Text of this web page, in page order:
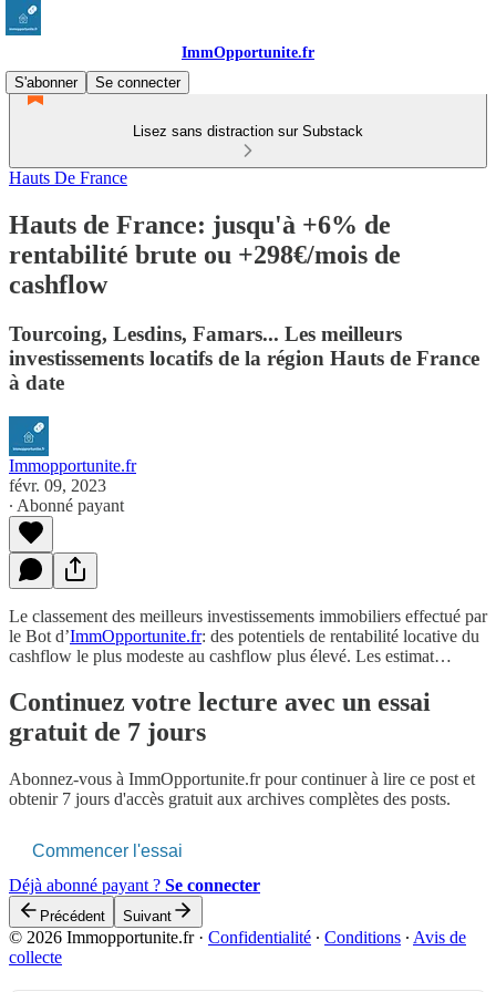
ImmOpportunite.fr
S'abonner
Se connecter
Lisez sans distraction sur Substack
Hauts De France
Hauts de France: jusqu'à +6% de
rentabilité brute ou +298€/mois de
cashflow
Tourcoing, Lesdins, Famars... Les meilleurs
investissements locatifs de la région Hauts de France
à date
Immopportunite.fr
févr. 09, 2023
∙ Abonné payant
Le classement des meilleurs investissements immobiliers effectué par
le Bot d’ImmOpportunite.fr: des potentiels de rentabilité locative du
cashflow le plus modeste au cashflow plus élevé. Les estimat…
Continuez votre lecture avec un essai
gratuit de 7 jours
Abonnez-vous à ImmOpportunite.frpour continuer à lire ce post et
obtenir 7 jours d'accès gratuit aux archives complètes des posts.
Commencer l'essai
Déjà abonné payant ? Se connecter
Précédent Suivant
© 2026 Immopportunite.fr· Confidentialité ∙ Conditions ∙ Avis de
collecte